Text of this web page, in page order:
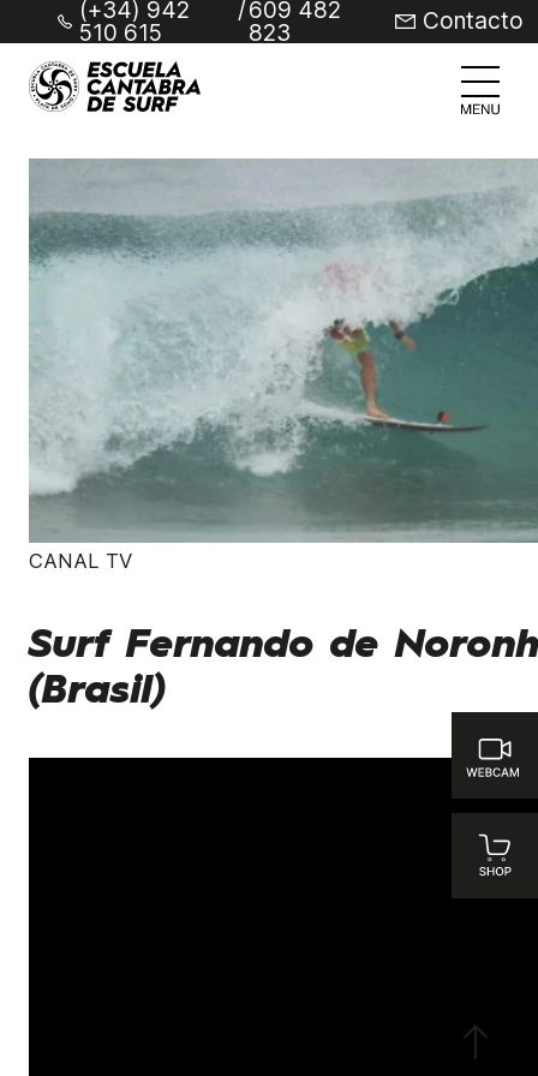
(+34) 942
510 615
/609 482
823 Contacto
CANAL TV
Surf Fernando de
(Brasil)